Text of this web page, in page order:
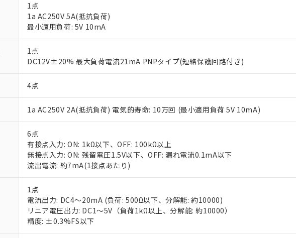
1点
1a AC250V 5A(抵抗負荷)
最小適用負荷: 5V 10mA
1点
DC12V±20% 最大負荷電流21mA PNPタイプ(短絡保護回路付き)
4点
1a AC250V 2A(抵抗負荷) 電気的寿命: 10万回 (最小適用負荷 5V 10mA)
6点
有接点入力: ON: 1kΩ以下、OFF: 100kΩ以上
無接点入力: ON: 残留電圧1.5V以下、OFF: 漏れ電流0.1mA以下
流出電流: 約7mA(1接点あたり)
1点
電流出力: DC4～20mA (負荷: 500Ω以下、分解能: 約10000)
リニア電圧出力: DC1～5V（負荷1kΩ以上、分解能: 約10000）
精度: ±0.3%FS以下
ご利用条件
以下の条件をお読みいただき、同意のうえご利用ください。
本サービスは、当社制御機器事業取扱商品の当社在庫状況および標準価格(税抜)を
くものです。
当社制御機器事業取扱商品の中には、本サービスの対象外となる商品もあること
在庫状況および標準価格照会結果は、記載している更新日時点での社内データに
のであり、閲覧された時点での実際の在庫および標準価格とは異なる場合があるこ
い。
※1 対応状況
対応済み：EU RoHS指令（10物質）の非含有に対応した製品が提供可能な商品です
対応予定：EU RoHS指令（10物質）の非含有に対応した製品に切り替える予定のある商
対応予定なし：EU RoHS指令（10物質）の非含有に非対応の商品で、対応品を出す予
非該当品：ライセンス料など無形物で、有害物質有無と関係のない商品です。
仕入先様の事情により、非含有部品としていたものが、含有品と判明した場合などやむ
があります。
*EU RoHS指令（10物質）：
鉛(Pb) 1000ppm以下、 水銀(Hg) 1000ppm以下、 カドミウム(Cd) 100ppm以下、
六価クロム(Cr(Ⅵ)) 1000ppm以下、ポリ臭化ビフェニル類(PBB) 1000ppm以下、ポリ臭化ジフェニルエーテル類
フタル酸ビス(2-エチルヘキシル) (DEHP)(別名：DOP) 1000ppm以下、フタル酸ブチルベンジル（BBP）
ル（DBP） 1000ppm以下、フタル酸ジイソブチル (DIBP) 1000ppm以下
但し、RoHS指令で産業用監視および制御機器に対する適用除外項目は除く。
フタル酸エステル類の４物質については閾値を超える意図的な使用がないことを確認しています。
※1 中国RoHS○×表
「○」：最大均質材料含有率が中国RoHSの基準値以下であることを示します。
「×」：最大均質材料含有率が中国RoHSの基準値を超えていることを示します。
「－」：未確認です。当社販売部門へお問い合わせください。
*中国RoHS10物質の基準値 (GB/T26572)：
Pb(鉛) :1000ppm、 Hg(水銀) : 1000ppm、 Cd(カドミウム) : 100ppm、
Cr(Ⅵ)(六価クロム) : 1000ppm、 PBBs(ポリ臭化ビフェニル類) : 1000ppm、 PBDEs(ポリ臭化ジフェニルエーテ
当社は、これら貴社製品のうち、外国為替および外国貿易法に定める商品（以下｢
う）を輸出または国外への提供する場合は、日本国政府の輸出許可(または役務取
などの必要な手続きをとります。
当社は規制貨物を破棄する場合は、完全に破砕するなど、違法に輸出されないよ
ます。
当社は貴社製品を、核兵器、ミサイル、化学兵器、生物兵器またはその他武器並び
説明